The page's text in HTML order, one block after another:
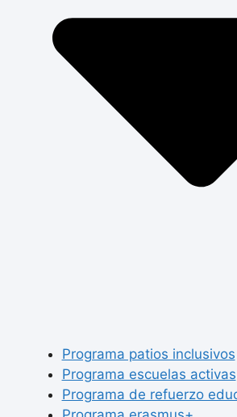
Programa patios inclusivos
Programa escuelas activas
Programa de refuerzo